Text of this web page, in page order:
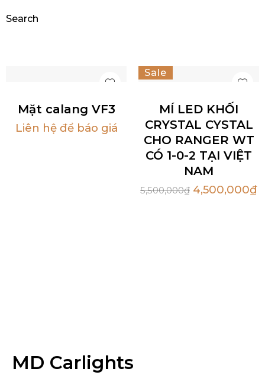
Search
Mặt calang VF3
Liên hệ để báo giá
Sale
MÍ LED KHỐI
CRYSTAL CYSTAL
CHO RANGER WT
CÓ 1-0-2 TẠI VIỆT
NAM
5,500,000₫ 4,500,000₫
MD Carlights